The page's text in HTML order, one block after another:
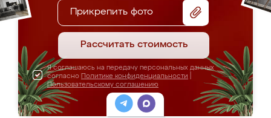
Прикрепить фото
Рассчитать стоимость
Я соглашаюсь на передачу персональных данных
согласно Политике конфиденциальности
Пользовательскому соглашению